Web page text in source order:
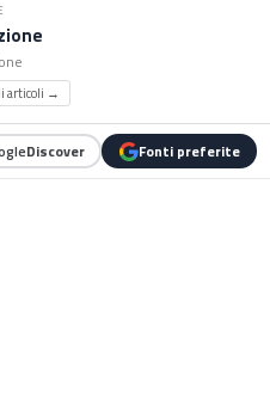
articoli →
Discover Fonti preferite